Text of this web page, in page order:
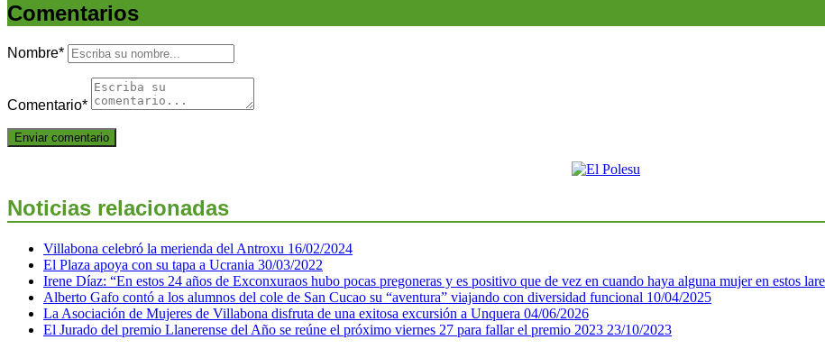
Comentarios
Nombre*
Comentario*
Noticias relacionadas
Villabona celebró la merienda del Antroxu 16/02/2024
El Plaza apoya con su tapa a Ucrania 30/03/2022
Irene Díaz: “En estos 24 años de Exconxuraos hubo pocas pregoneras y es positivo que de vez en cuando haya alguna mujer en estos
Alberto Gafo contó a los alumnos del cole de San Cucao su “aventura” viajando con diversidad funcional 10/04/2025
La Asociación de Mujeres de Villabona disfruta de una exitosa excursión a Unquera 04/06/2026
El Jurado del premio Llanerense del Año se reúne el próximo viernes 27 para fallar el premio 2023 23/10/2023